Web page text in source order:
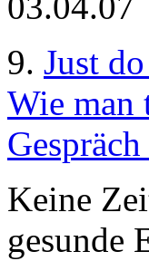
9. Just
Wie man
Keine
gesunde